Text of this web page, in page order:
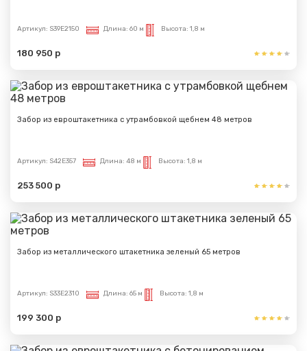
Артикул: S39E2150 Длина: 60 м Высота: 1,8 м
180 950 р
Забор из евроштакетника с утрамбовкой щебнем 48 метров
Артикул: S42E357 Длина: 48 м Высота: 1,8 м
253 500 р
Забор из металлического штакетника зеленый 65 метров
Артикул: S33E2310 Длина: 65 м Высота: 1,8 м
199 300 р